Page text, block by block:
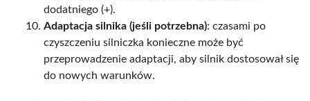
dodatniego (+).
Adaptacja silnika (jeśli potrzebna): czasami po
czyszczeniu silniczka konieczne może być
przeprowadzenie adaptacji, aby silnik dostosował się
do nowych warunków.